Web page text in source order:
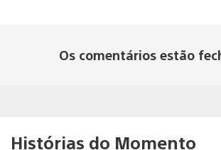
Os comentários estão
Histórias do Momento